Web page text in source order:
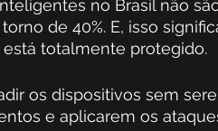
no Brasil não
de 40%. E, isso
totalmente protegido.
os dispositivos sem
e aplicarem os